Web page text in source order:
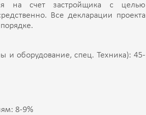
на счет застройщика с целью
Все декларации проекта
и оборудование, спец. Техника): 45-
8-9%